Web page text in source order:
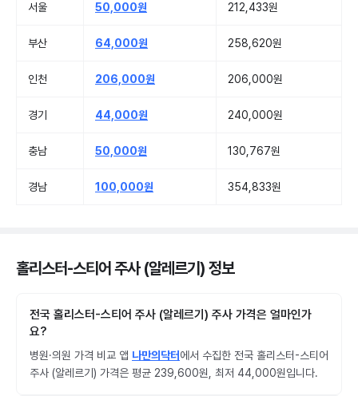
서울 50,000원 212,433원
부산 64,000원 258,620원
인천 206,000원 206,000원
경기 44,000원 240,000원
충남 50,000원 130,767원
경남 100,000원 354,833원
홀리스터-스티어 주사 (알레르기) 정보
전국 홀리스터-스티어 주사 (알레르기) 주사 가격은 얼마인가
요?
병원·의원 가격 비교 앱 나만의닥터에서 수집한 전국 홀리스터-스티어
주사 (알레르기) 가격은 평균 239,600원, 최저 44,000원입니다.